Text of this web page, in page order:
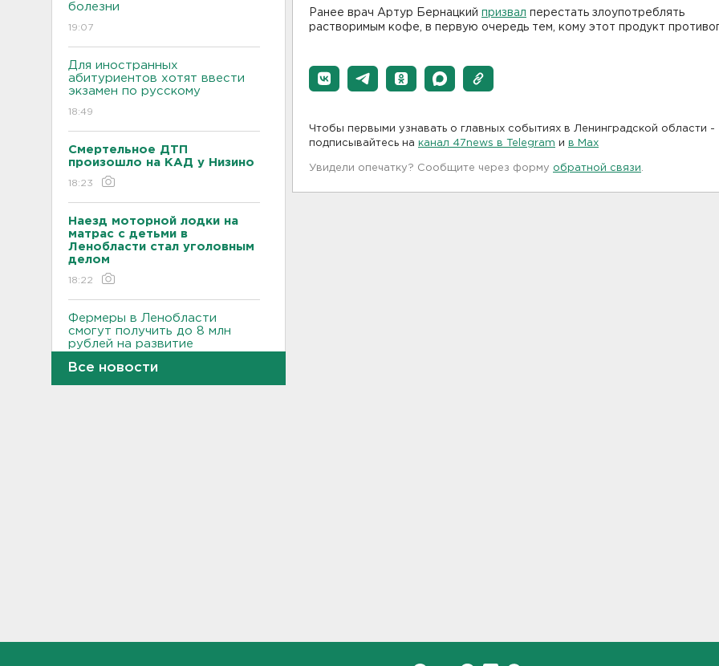
болезни
19:07
Для иностранных
абитуриентов хотят ввести
экзамен по русскому
18:49
Смертельное ДТП
произошло на КАД у Низино
18:23
Наезд моторной лодки на
матрас с детьми в
Ленобласти стал уголовным
делом
18:22
Фермеры в Ленобласти
смогут получить до 8 млн
рублей на развитие
Все новости
Ранее врач Артур Бернацкий призвал перестать злоупотреблять
растворимым кофе, в первую очередь тем, кому этот продукт
Чтобы первыми узнавать о главных событиях в Ленинградской области -
подписывайтесь на канал 47news в Telegram и в Maх
Увидели опечатку? Сообщите через форму обратной связи